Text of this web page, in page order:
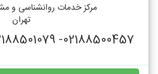
مرکز خدمات روانشناسی و
تهران
02188500457- 02188501079- 09336812687